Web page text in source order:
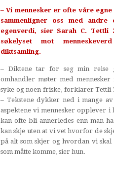
– Vi mennesker er ofte våre
sammenligner oss med andre
egenverdi, sier Sarah C. Tettli
søkelyset mot
diktsamling.
– Diktene tar for seg min reise
omhandler møter med
syke og noen friske, forklarer Tettli
– Tekstene dykker ned i mange av
aspektene vi mennesker opplever i
kan ofte bli annerledes enn man
kan skje uten at vi vet hvorfor de
på alt som skjer og hvordan vi
som måtte komme, sier hun.